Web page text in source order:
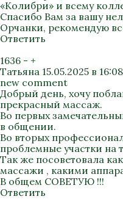
«Колибри» и всему
Спасибо Вам за вашу
Орчанки, рекомендую
Ответить
1636 - +
Татьяна 15.05.2025 в 16:08
new comment
Добрый день, хочу
прекрасный массаж.
Во первых
в общении.
Во вторых
проблемные участки на
Так же посоветовала
массажи , какими
В общем СОВЕТУЮ !!!
Ответить